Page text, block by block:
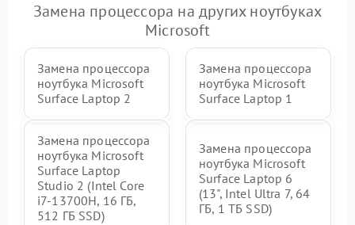
Замена процессора на других ноутбуках
Microsoft
Замена процессора
ноутбука Microsoft
Surface Laptop 2
Замена процессора
ноутбука Microsoft
Surface Laptop 1
Замена процессора
ноутбука Microsoft
Surface Laptop
Studio 2 (Intel Core
i7-13700H, 16 ГБ,
512 ГБ SSD)
Замена процессора
ноутбука Microsoft
Surface Laptop 6
(13", Intel Ultra 7, 64
ГБ, 1 ТБ SSD)